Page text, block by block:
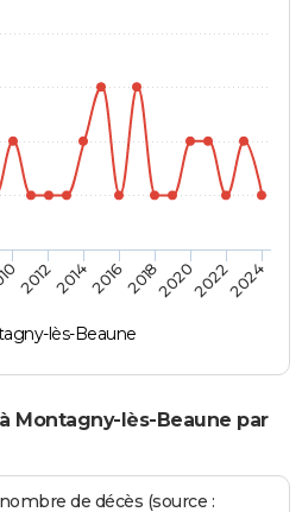
lès-Beaune
2012201420162018202020222024
Montagny-lès-Beaune par
de décès (source :